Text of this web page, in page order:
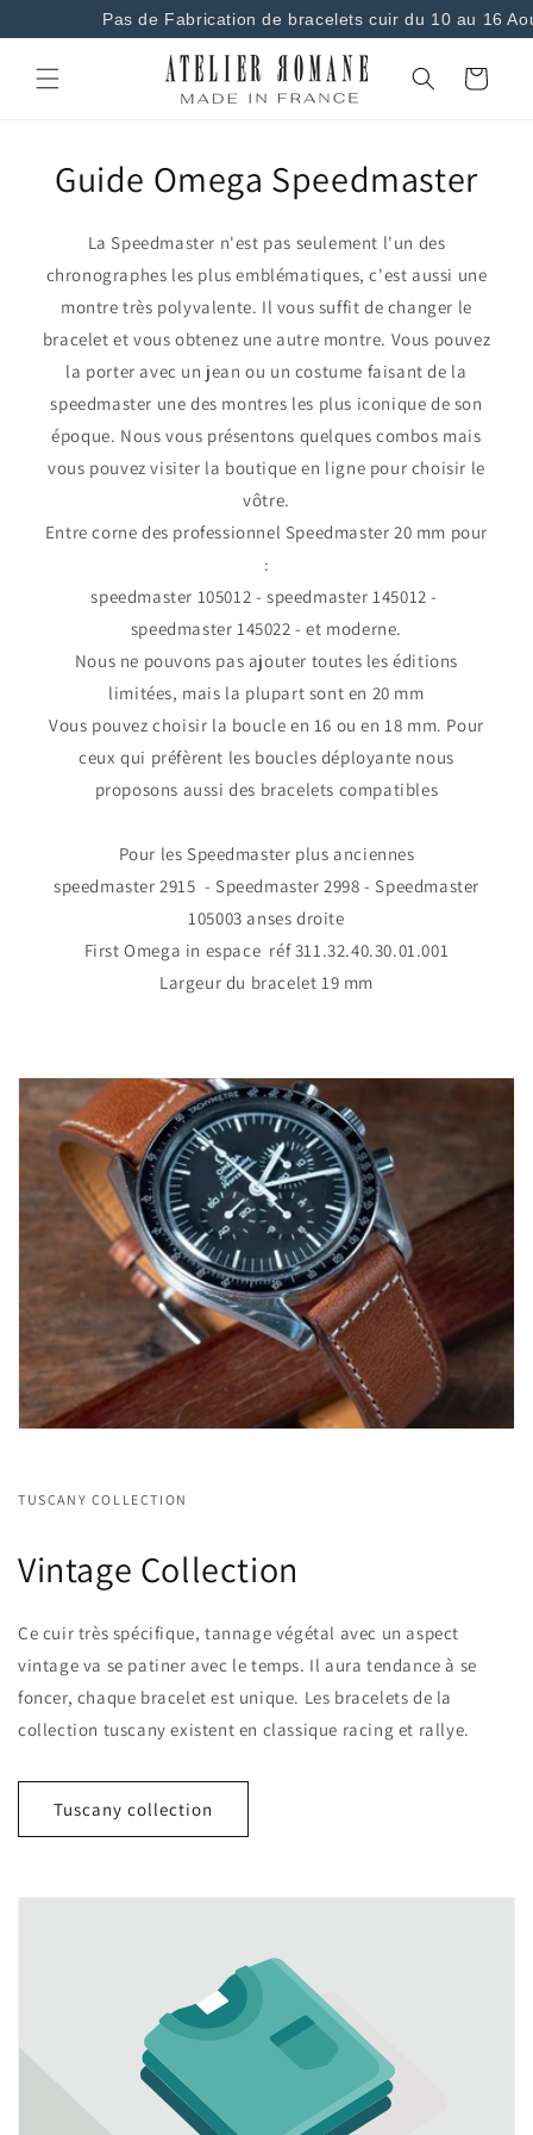
Pas de Fabrication de bracelets cuir du 10 au 16
contenu
Panier
Guide Omega Speedmaster
La Speedmaster n'est pas seulement l'un des
chronographes les plus emblématiques, c'est aussi une
montre très polyvalente. Il vous suffit de changer le
bracelet et vous obtenez une autre montre. Vous pouvez
la porter avec un jean ou un costume faisant de la
speedmaster une des montres les plus iconique de son
époque. Nous vous présentons quelques combos mais
vous pouvez visiter la boutique en ligne pour choisir le
vôtre.
Entre corne des professionnel Speedmaster 20 mm pour
:
speedmaster 105012 - speedmaster 145012 -
speedmaster 145022 - et moderne.
Nous ne pouvons pas ajouter toutes les éditions
limitées, mais la plupart sont en 20 mm
Vous pouvez choisir la boucle en 16 ou en 18 mm. Pour
ceux qui préfèrent les boucles déployante nous
proposons aussi des bracelets compatibles
​Pour les Speedmaster plus anciennes
speedmaster 2915 - Speedmaster 2998 - Speedmaster
105003 anses droite
First Omega in espace réf 311.32.40.30.01.001
Largeur du bracelet 19 mm
TUSCANY COLLECTION
Vintage Collection
Ce cuir très spécifique, tannage végétal avec un aspect
vintage va se patiner avec le temps. Il aura tendance à se
foncer, chaque bracelet est unique. Les bracelets de la
collection tuscany existent en classique racing et rallye.
Tuscany collection